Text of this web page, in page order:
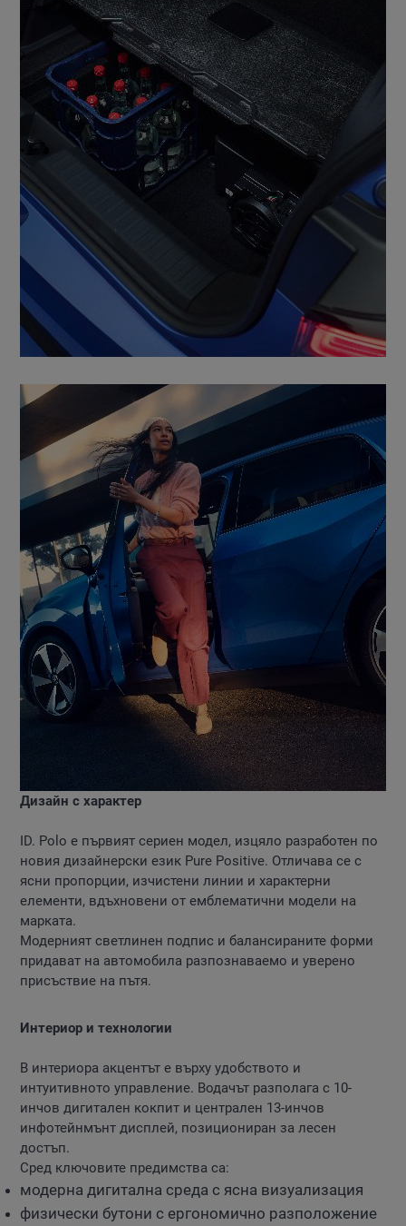
Дизайн с характер
ID. Polo е първият сериен модел, изцяло разработен по
новия дизайнерски език Pure Positive. Отличава се с
ясни пропорции, изчистени линии и характерни
елементи, вдъхновени от емблематични модели на
марката.
Модерният светлинен подпис и балансираните форми
придават на автомобила разпознаваемо и уверено
присъствие на пътя.
Интериор и технологии
В интериора акцентът е върху удобството и
интуитивното управление. Водачът разполага с 10-
инчов дигитален кокпит и централен 13-инчов
инфотейнмънт дисплей, позициониран за лесен
достъп.
Сред ключовите предимства са:
модерна дигитална среда с ясна визуализация
физически бутони с ергономично разположение